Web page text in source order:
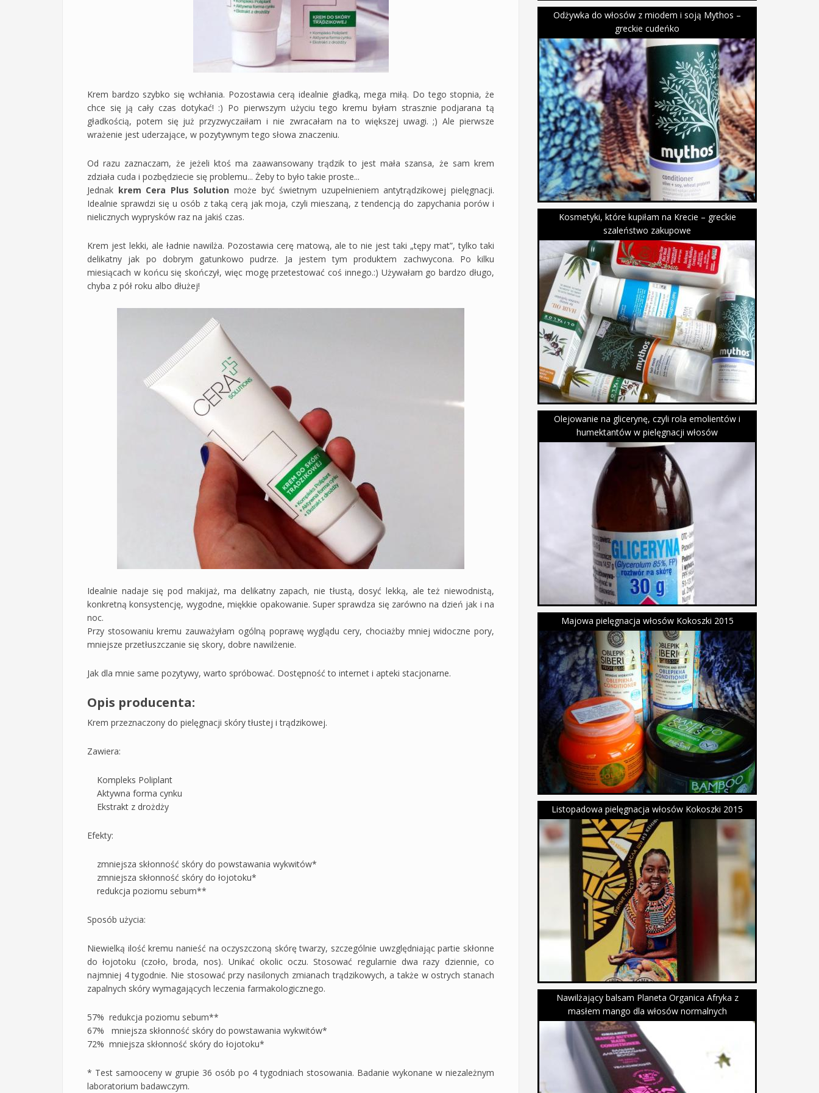
Krem bardzo szybko się wchłania. Pozostawia cerą idealnie gładką, mega miłą. Do tego stopnia, że
chce się ją cały czas dotykać! :) Po pierwszym użyciu tego kremu byłam strasznie podjarana tą
gładkością, potem się już przyzwyczaiłam i nie zwracałam na to większej uwagi. ;) Ale pierwsze
wrażenie jest uderzające, w pozytywnym tego słowa znaczeniu.
Od razu zaznaczam, że jeżeli ktoś ma zaawansowany trądzik to jest mała szansa, że sam krem
zdziała cuda i pozbędziecie się problemu... Żeby to było takie proste...
Jednak krem Cera Plus Solution może być świetnym uzupełnieniem antytrądzikowej pielęgnacji.
Idealnie sprawdzi się u osób z taką cerą jak moja, czyli mieszaną, z tendencją do zapychania porów i
nielicznych wyprysków raz na jakiś czas.
Krem jest lekki, ale ładnie nawilża. Pozostawia cerę matową, ale to nie jest taki „tępy mat”, tylko taki
delikatny jak po dobrym gatunkowo pudrze. Ja jestem tym produktem zachwycona. Po kilku
miesiącach w końcu się skończył, więc mogę przetestować coś innego.:) Używałam go bardzo długo,
chyba z pół roku albo dłużej!
Idealnie nadaje się pod makijaż, ma delikatny zapach, nie tłustą, dosyć lekką, ale też niewodnistą,
konkretną konsystencję, wygodne, miękkie opakowanie. Super sprawdza się zarówno na dzień jak i na
noc.
Przy stosowaniu kremu zauważyłam ogólną poprawę wyglądu cery, chociażby mniej widoczne pory,
mniejsze przetłuszczanie się skory, dobre nawilżenie.
Jak dla mnie same pozytywy, warto spróbować. Dostępność to internet i apteki stacjonarne.
Opis producenta:
Krem przeznaczony do pielęgnacji skóry tłustej i trądzikowej.
Zawiera:
Kompleks Poliplant
Aktywna forma cynku
Ekstrakt z drożdży
Efekty:
zmniejsza skłonność skóry do powstawania wykwitów*
zmniejsza skłonność skóry do łojotoku*
redukcja poziomu sebum**
Sposób użycia:
Niewielką ilość kremu nanieść na oczyszczoną skórę twarzy, szczególnie uwzględniając partie skłonne
do łojotoku (czoło, broda, nos). Unikać okolic oczu. Stosować regularnie dwa razy dziennie, co
najmniej 4 tygodnie. Nie stosować przy nasilonych zmianach trądzikowych, a także w ostrych stanach
zapalnych skóry wymagających leczenia farmakologicznego.
57% redukcja poziomu sebum**
67% mniejsza skłonność skóry do powstawania wykwitów*
72% mniejsza skłonność skóry do łojotoku*
* Test samooceny w grupie 36 osób po 4 tygodniach stosowania. Badanie wykonane w niezależnym
laboratorium badawczym.
Odżywka do włosów z miodem i soją Mythos –
greckie cudeńko
Kosmetyki, które kupiłam na Krecie – greckie
szaleństwo zakupowe
Olejowanie na glicerynę, czyli rola emolientów i
humektantów w pielęgnacji włosów
Majowa pielęgnacja włosów Kokoszki 2015
Listopadowa pielęgnacja włosów Kokoszki 2015
Nawilżający balsam Planeta Organica Afryka z
masłem mango dla włosów normalnych